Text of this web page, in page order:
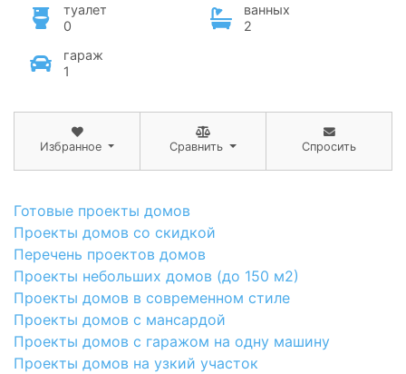
туалет
0
ванных
2
гараж
1
Избранное Сравнить Спросить
Готовые проекты домов
Проекты домов со скидкой
Перечень проектов домов
Проекты небольших домов (до 150 м2)
Проекты домов в современном стиле
Проекты домов с мансардой
Проекты домов с гаражом на одну машину
Проекты домов на узкий участок